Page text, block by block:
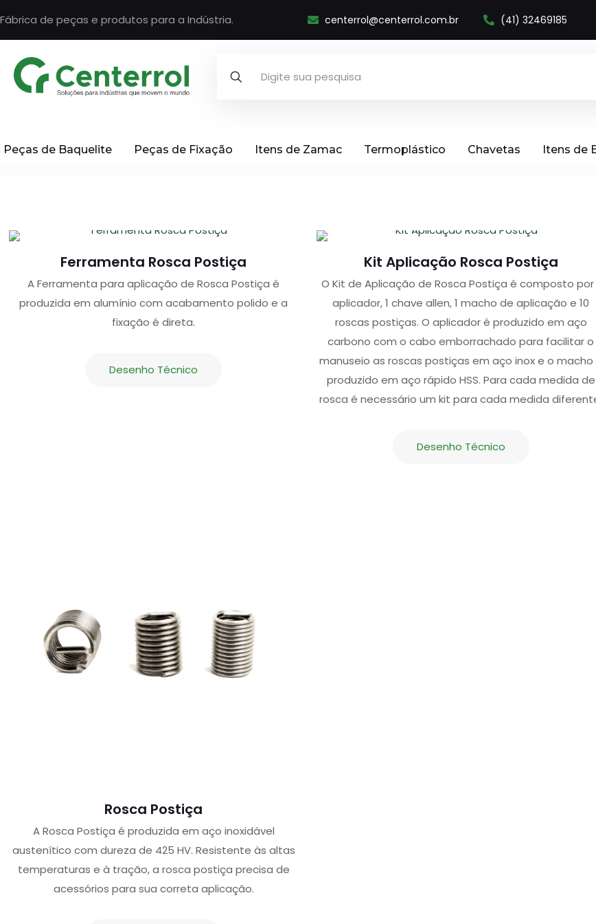
Fábrica de peças e produtos para a Indústria. centerrol@centerrol.com.br (41) 32469185
Peças de Baquelite Peças de Fixação Itens de Zamac Termoplástico Chavetas Itens de
Ferramenta Rosca Postiça
A Ferramenta para aplicação de Rosca Postiça é
produzida em alumínio com acabamento polido e a
fixação é direta.
Desenho Técnico
Kit Aplicação Rosca Postiça
O Kit de Aplicação de Rosca Postiça é composto por
aplicador, 1 chave allen, 1 macho de aplicação e 10
roscas postiças. O aplicador é produzido em aço
carbono com o cabo emborrachado para facilitar o
manuseio as roscas postiças em aço inox e o macho
produzido em aço rápido HSS. Para cada medida de
rosca é necessário um kit para cada medida
Desenho Técnico
Rosca Postiça
A Rosca Postiça é produzida em aço inoxidável
austenítico com dureza de 425 HV. Resistente às altas
temperaturas e à tração, a rosca postiça precisa de
acessórios para sua correta aplicação.